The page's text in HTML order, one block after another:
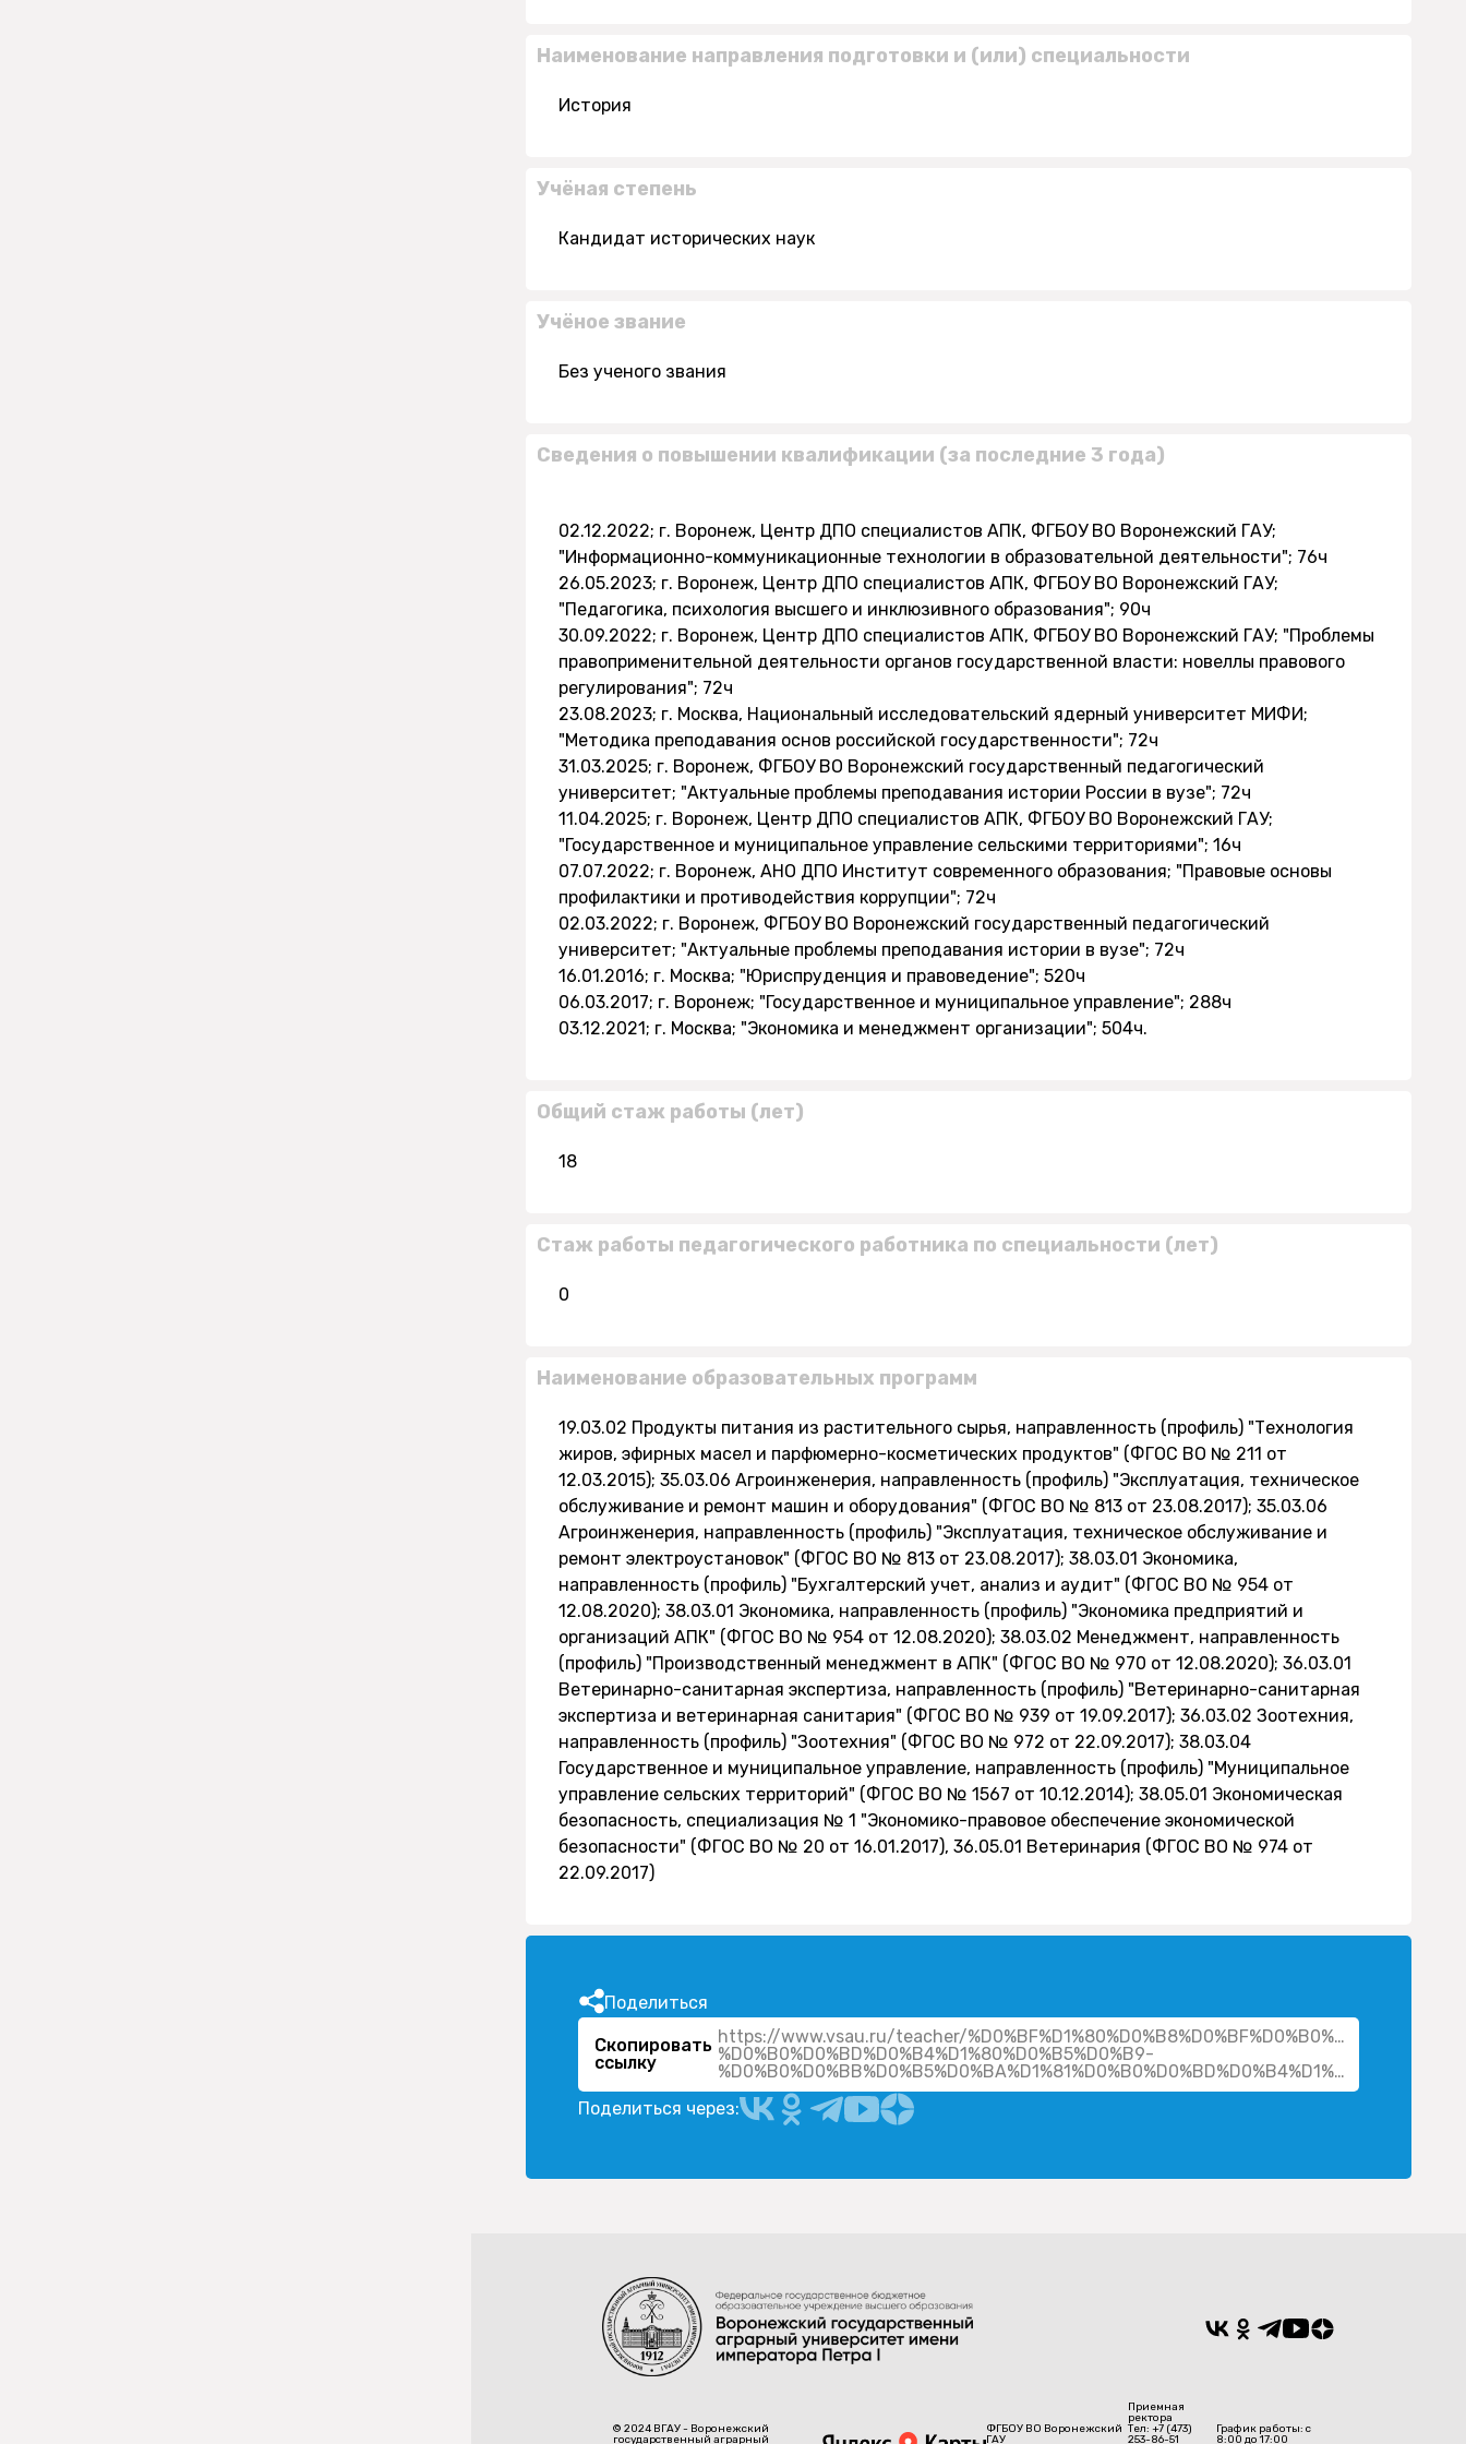
Наименование направления подготовки и (или) специальности
История
Учёная степень
Кандидат исторических наук
Учёное звание
Без ученого звания
Сведения о повышении квалификации (за последние 3 года)
02.12.2022; г. Воронеж, Центр ДПО специалистов АПК, ФГБОУ ВО Воронежский ГАУ;
"Информационно-коммуникационные технологии в образовательной деятельности"; 76ч
26.05.2023; г. Воронеж, Центр ДПО специалистов АПК, ФГБОУ ВО Воронежский ГАУ;
"Педагогика, психология высшего и инклюзивного образования"; 90ч
30.09.2022; г. Воронеж, Центр ДПО специалистов АПК, ФГБОУ ВО Воронежский ГАУ; "Проблемы
правоприменительной деятельности органов государственной власти: новеллы правового
регулирования"; 72ч
23.08.2023; г. Москва, Национальный исследовательский ядерный университет МИФИ;
"Методика преподавания основ российской государственности"; 72ч
31.03.2025; г. Воронеж, ФГБОУ ВО Воронежский государственный педагогический
университет; "Актуальные проблемы преподавания истории России в вузе"; 72ч
11.04.2025; г. Воронеж, Центр ДПО специалистов АПК, ФГБОУ ВО Воронежский ГАУ;
"Государственное и муниципальное управление сельскими территориями"; 16ч
07.07.2022; г. Воронеж, АНО ДПО Институт современного образования; "Правовые основы
профилактики и противодействия коррупции"; 72ч
02.03.2022; г. Воронеж, ФГБОУ ВО Воронежский государственный педагогический
университет; "Актуальные проблемы преподавания истории в вузе"; 72ч
16.01.2016; г. Москва; "Юриспруденция и правоведение"; 520ч
06.03.2017; г. Воронеж; "Государственное и муниципальное управление"; 288ч
03.12.2021; г. Москва; "Экономика и менеджмент организации"; 504ч.
Общий стаж работы (лет)
18
Стаж работы педагогического работника по специальности (лет)
0
Наименование образовательных программ
19.03.02 Продукты питания из растительного сырья, направленность (профиль) "Технология
жиров, эфирных масел и парфюмерно-косметических продуктов" (ФГОС ВО № 211 от
12.03.2015); 35.03.06 Агроинженерия, направленность (профиль) "Эксплуатация, техническое
обслуживание и ремонт машин и оборудования" (ФГОС ВО № 813 от 23.08.2017); 35.03.06
Агроинженерия, направленность (профиль) "Эксплуатация, техническое обслуживание и
ремонт электроустановок" (ФГОС ВО № 813 от 23.08.2017); 38.03.01 Экономика,
направленность (профиль) "Бухгалтерский учет, анализ и аудит" (ФГОС ВО № 954 от
12.08.2020); 38.03.01 Экономика, направленность (профиль) "Экономика предприятий и
организаций АПК" (ФГОС ВО № 954 от 12.08.2020); 38.03.02 Менеджмент, направленность
(профиль) "Производственный менеджмент в АПК" (ФГОС ВО № 970 от 12.08.2020); 36.03.01
Ветеринарно-санитарная экспертиза, направленность (профиль) "Ветеринарно-санитарная
экспертиза и ветеринарная санитария" (ФГОС ВО № 939 от 19.09.2017); 36.03.02 Зоотехния,
направленность (профиль) "Зоотехния" (ФГОС ВО № 972 от 22.09.2017); 38.03.04
Государственное и муниципальное управление, направленность (профиль) "Муниципальное
управление сельских территорий" (ФГОС ВО № 1567 от 10.12.2014); 38.05.01 Экономическая
безопасность, специализация № 1 "Экономико-правовое обеспечение экономической
безопасности" (ФГОС ВО № 20 от 16.01.2017), 36.05.01 Ветеринария (ФГОС ВО № 974 от
22.09.2017)
Поделиться
Скопировать
ссылку
https://www.vsau.ru/teacher/
%D0%B0%D0%BD%D0%B4%D1%80%D0%B5%D0%B9-
%D0%B0%D0%BB%D0%B5%D0%BA%D1%81%D0%B0%D0%BD%D0%B4%D1%80%D0%BE%D0%B2%D0%B8%D1%87/
Поделиться через:
© 2024 ВГАУ - Воронежский
государственный аграрный
ФГБОУ ВО Воронежский
ГАУ
Приемная
ректора
Тел: +7 (473)
253-86-51
График работы: с
8:00 до 17:00